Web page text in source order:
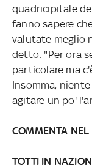
quadricipitale
fanno sapere
valutate meglio
detto: "Per ora
particolare ma
Insomma,
agitare un po'
COMMENTA
TOTTI IN